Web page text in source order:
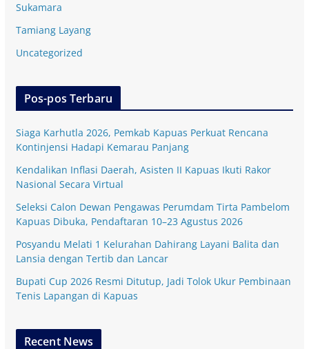
Sukamara
Tamiang Layang
Uncategorized
Pos-pos Terbaru
Siaga Karhutla 2026, Pemkab Kapuas Perkuat Rencana
Kontinjensi Hadapi Kemarau Panjang
Kendalikan Inflasi Daerah, Asisten II Kapuas Ikuti Rakor
Nasional Secara Virtual
Seleksi Calon Dewan Pengawas Perumdam Tirta Pambelom
Kapuas Dibuka, Pendaftaran 10–23 Agustus 2026
Posyandu Melati 1 Kelurahan Dahirang Layani Balita dan
Lansia dengan Tertib dan Lancar
Bupati Cup 2026 Resmi Ditutup, Jadi Tolok Ukur Pembinaan
Tenis Lapangan di Kapuas
Recent News